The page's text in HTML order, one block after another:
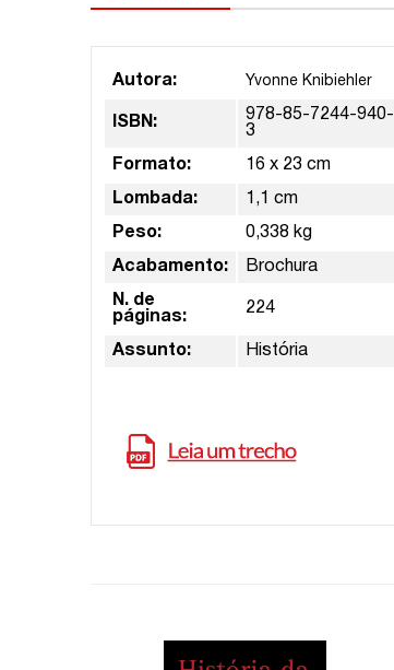
Autora: Yvonne Knibiehler
ISBN:
978-85-7244-940-
3
Formato: 16 x 23 cm
Lombada: 1,1 cm
Peso: 0,338 kg
Acabamento: Brochura
N. de
páginas:
224
Assunto: História